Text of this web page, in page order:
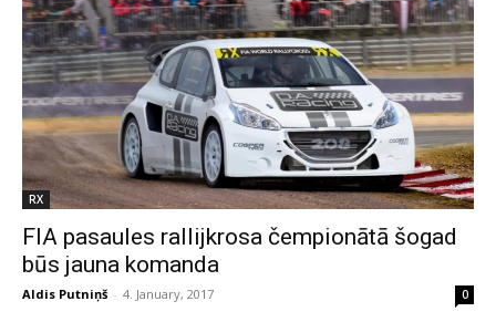
RX
FIA pasaules rallijkrosa čempionātā šogad
būs jauna komanda
Aldis Putniņš - 4. January, 2017 0